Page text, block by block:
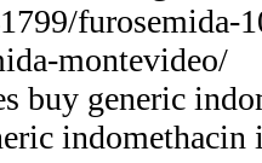
furosemida-
montevideo/
buy generic